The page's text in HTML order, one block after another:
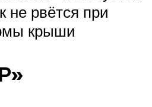
не рвётся при
крыши